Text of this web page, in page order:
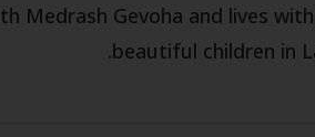
Medrash Gevoha and lives
beautiful children in